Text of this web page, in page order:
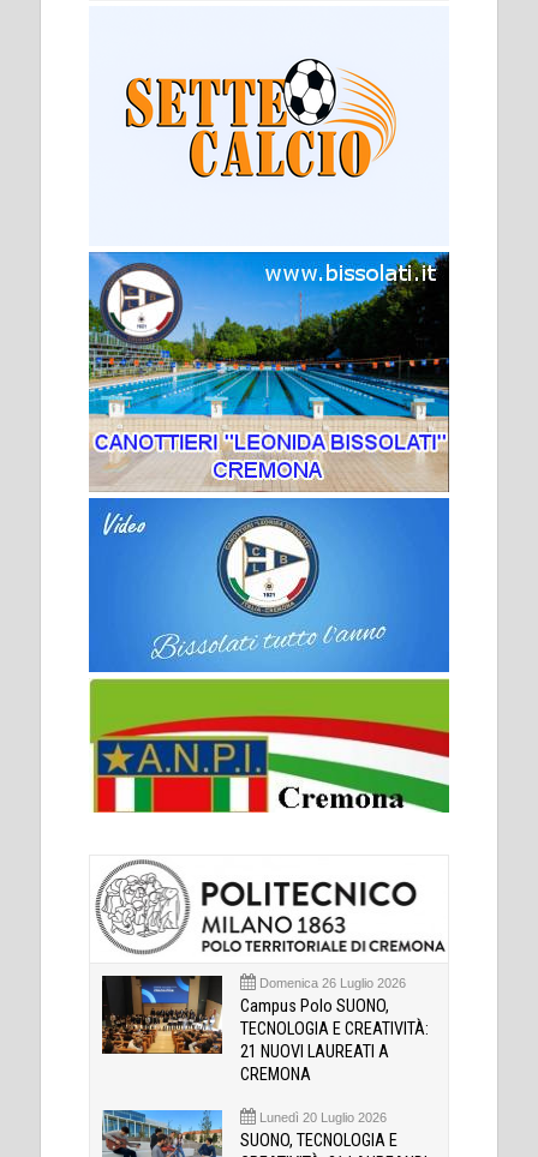
Domenica 26 Luglio 2026
Campus Polo SUONO,
TECNOLOGIA E CREATIVITÀ:
21 NUOVI LAUREATI A
CREMONA
Lunedì 20 Luglio 2026
SUONO, TECNOLOGIA E